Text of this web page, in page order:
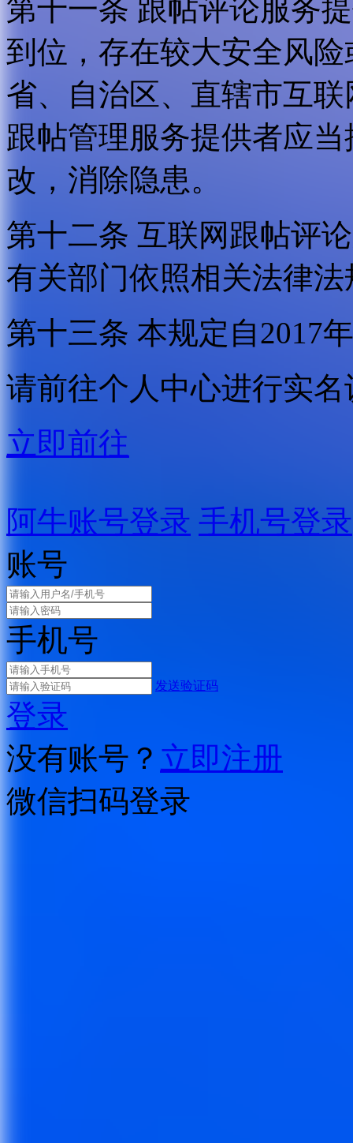
第十一条 跟帖评论服务
到位，存在较大安全风
省、自治区、直辖市互
跟帖管理服务提供者应
改，消除隐患。
第十二条 互联网跟帖评
有关部门依照相关法律
第十三条 本规定自2017
请前往个人中心进行实名
立即前往
阿牛账号登录 手机号登录
账号
手机号
发送验证码
登录
没有账号？ 立即注册
微信扫码登录